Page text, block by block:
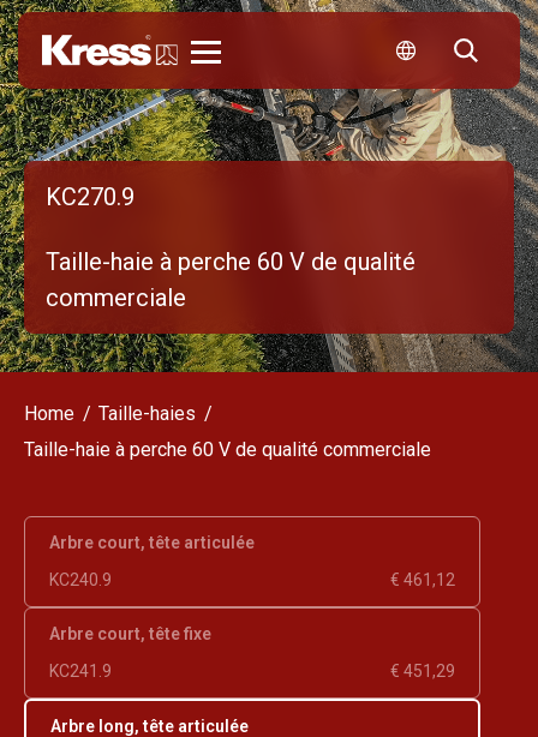
KC270.9
Taille-haie à perche 60 V de qualité
commerciale
Home
Taille-haies
Taille-haie à perche 60 V de qualité commerciale
Arbre court, tête articulée
KC240.9
€ 461,12
Arbre court, tête fixe
KC241.9
€ 451,29
Arbre long, tête articulée